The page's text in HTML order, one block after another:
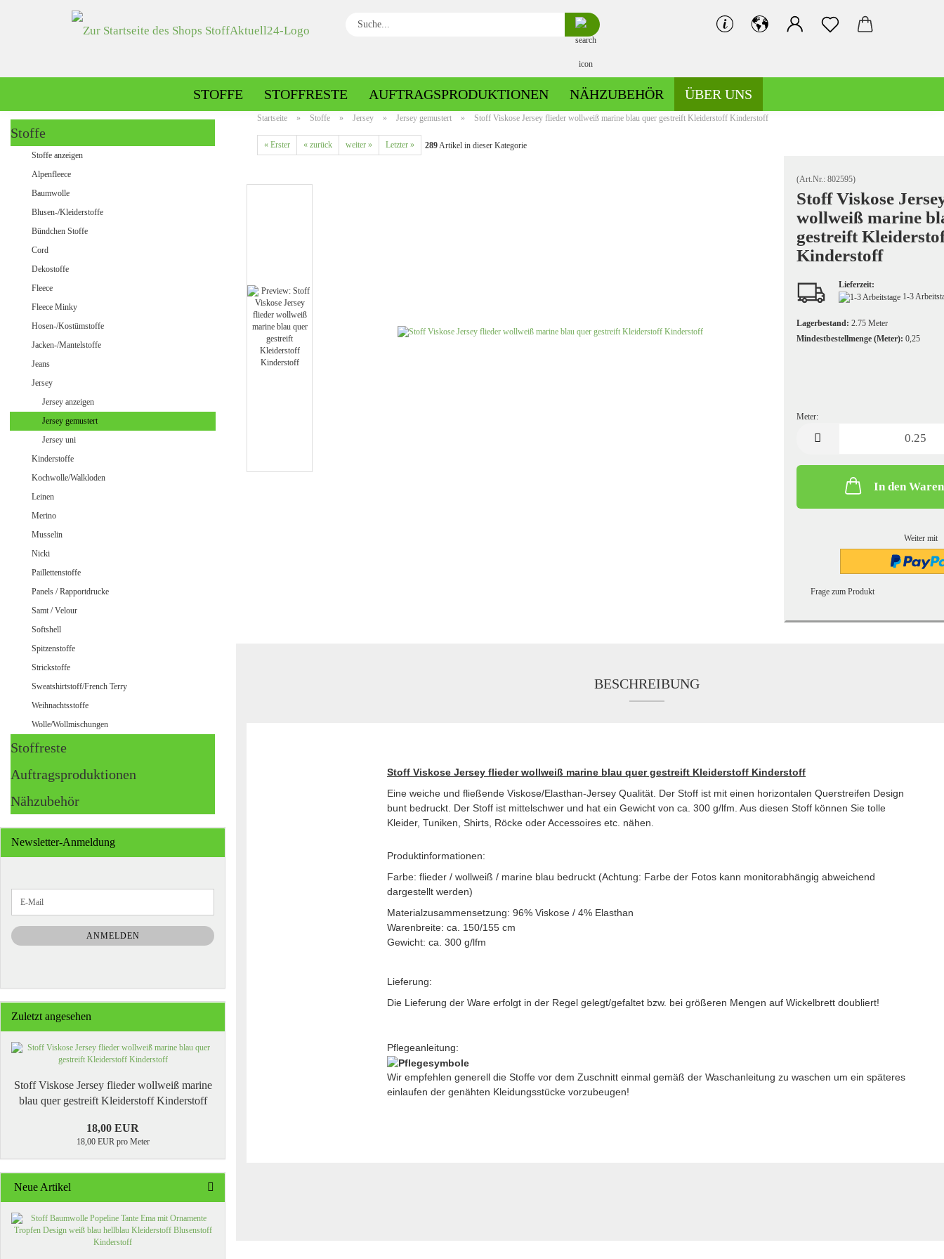
Suche...
STOFFE
Baumwolle gemustert
Leinen uni
Merino Jacquard
Sweatshirt/French Terry
STOFFRESTE AUFTRAGSPRODUKTIONEN NÄHZUBEHÖR ÜBER UNS
Startseite » Stoffe » Jersey » Jersey gemustert » Stoff Viskose Jersey flieder wollweiß marine blau quer gestreift Kleiderstoff Kinderstoff
« Erster « zurück weiter » Letzter » 289Artikel in dieser Kategorie
(Art.Nr.: 802595)
Stoff Viskose
wollweiß marine
gestreift
Kinderstoff
Lieferzeit:
1-3
Lagerbestand: 2.75 Meter
Mindestbestellmenge (Meter): 0,25
Meter:
Meter
In den
Weiter mit
Frage zum Produkt
BESCHREIBUNG
Stoff Viskose Jersey flieder wollweiß marine blau quer gestreift Kleiderstoff Kinderstoff
Eine weiche und fließende Viskose/Elasthan-Jersey Qualität. Der Stoff ist mit einen horizontalen Querstreifen Design
bunt bedruckt. Der Stoff ist mittelschwer und hat ein Gewicht von ca. 300 g/lfm. Aus diesen Stoff können Sie tolle
Kleider, Tuniken, Shirts, Röcke oder Accessoires etc. nähen.
Produktinformationen:
Farbe: flieder / wollweiß / marine blau bedruckt (Achtung: Farbe der Fotos kann monitorabhängig abweichend
dargestellt werden)
Materialzusammensetzung: 96% Viskose / 4% Elasthan
Warenbreite: ca. 150/155 cm
Gewicht: ca. 300 g/lfm
Lieferung:
Die Lieferung der Ware erfolgt in der Regel gelegt/gefaltet bzw. bei größeren Mengen auf Wickelbrett doubliert!
Pflegeanleitung:
Wir empfehlen generell die Stoffe vor dem Zuschnitt einmal gemäß der Waschanleitung zu waschen um ein späteres
einlaufen der genähten Kleidungsstücke vorzubeugen!
Stoffe
Stoffe anzeigen
Alpenfleece
Baumwolle
Blusen-/Kleiderstoffe
Bündchen Stoffe
Cord
Dekostoffe
Fleece
Fleece Minky
Hosen-/Kostümstoffe
Jacken-/Mantelstoffe
Jeans
Jersey
Jersey anzeigen
Jersey gemustert
Jersey uni
Kinderstoffe
Kochwolle/Walkloden
Leinen
Merino
Musselin
Nicki
Paillettenstoffe
Panels / Rapportdrucke
Samt / Velour
Softshell
Spitzenstoffe
Strickstoffe
Sweatshirtstoff/French Terry
Weihnachtsstoffe
Wolle/Wollmischungen
Stoffreste
Auftragsproduktionen
Nähzubehör
Newsletter-Anmeldung
ZUR
NEWSLETTER-
ANMELDUNG
E-
Mail
ANMELDEN
Zuletzt angesehen
Stoff Viskose Jersey flieder wollweiß marine
blau quer gestreift Kleiderstoff Kinderstoff
18,00 EUR
18,00 EUR pro Meter
Neue Artikel